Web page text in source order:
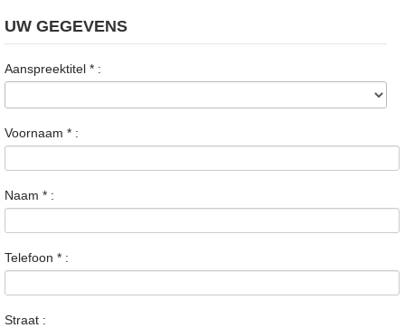
UW GEGEVENS
Aanspreektitel * :
Voornaam * :
Naam * :
Telefoon * :
Straat :